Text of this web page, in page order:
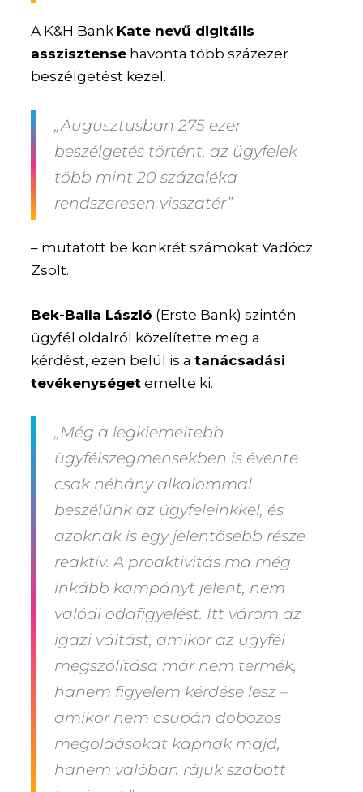
A K&H Bank Kate nevű digitális
asszisztense havonta több százezer
beszélgetést kezel.
„Augusztusban 275 ezer
beszélgetés történt, az ügyfelek
több mint 20 százaléka
rendszeresen visszatér”
– mutatott be konkrét számokat Vadócz
Zsolt.
Bek-Balla László (Erste Bank) szintén
ügyfél oldalról közelítette meg a
kérdést, ezen belül is atanácsadási
tevékenységet emelte ki.
„Még a legkiemeltebb
ügyfélszegmensekben is évente
csak néhány alkalommal
beszélünk az ügyfeleinkkel, és
azoknak is egy jelentősebb része
reaktív. A proaktivitás ma még
inkább kampányt jelent, nem
valódi odafigyelést. Itt várom az
igazi váltást, amikor az ügyfél
megszólítása már nem termék,
hanem figyelem kérdése lesz –
amikor nem csupán dobozos
megoldásokat kapnak majd,
hanem valóban rájuk szabott